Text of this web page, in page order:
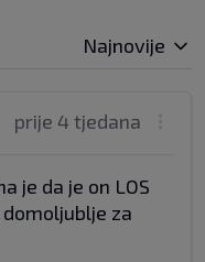
Najnovije
prije 4 tjedana
je da je on LOS
domoljublje za